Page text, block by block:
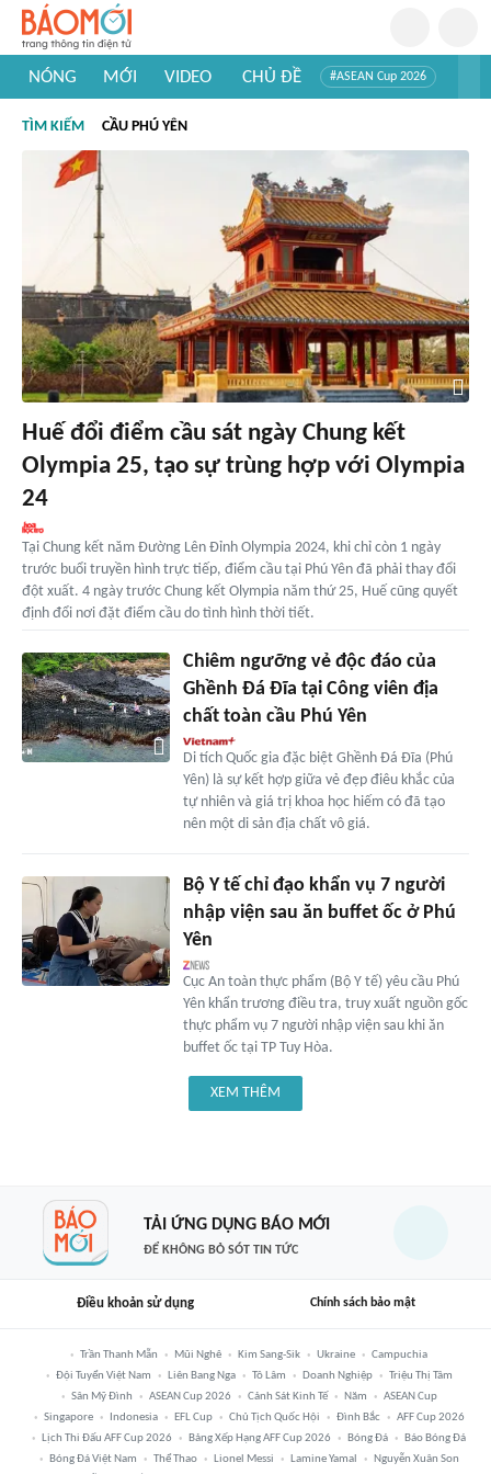
NÓNG MỚI VIDEO CHỦ ĐỀ #ASEAN Cup 2026
#Khám phá thế giới
TÌM KIẾM CẦU PHÚ YÊN
Huế đổi điểm cầu sát ngày Chung kết
Olympia 25, tạo sự trùng hợp với Olympia
24
Tại Chung kết năm Đường Lên Đỉnh Olympia 2024, khi chỉ còn 1 ngày
trước buổi truyền hình trực tiếp, điểm cầu tại Phú Yên đã phải thay đổi
đột xuất. 4 ngày trước Chung kết Olympia năm thứ 25, Huế cũng quyết
định đổi nơi đặt điểm cầu do tình hình thời tiết.
Chiêm ngưỡng vẻ độc đáo của
Ghềnh Đá Đĩa tại Công viên địa
chất toàn cầu Phú Yên
Di tích Quốc gia đặc biệt Ghềnh Đá Đĩa (Phú
Yên) là sự kết hợp giữa vẻ đẹp điêu khắc của
tự nhiên và giá trị khoa học hiếm có đã tạo
nên một di sản địa chất vô giá.
Bộ Y tế chỉ đạo khẩn vụ 7 người
nhập viện sau ăn buffet ốc ở Phú
Yên
Cục An toàn thực phẩm (Bộ Y tế) yêu cầu Phú
Yên khẩn trương điều tra, truy xuất nguồn gốc
thực phẩm vụ 7 người nhập viện sau khi ăn
buffet ốc tại TP Tuy Hòa.
XEM THÊM
TẢI ỨNG DỤNG BÁO MỚI
ĐỂ KHÔNG BỎ SÓT TIN TỨC
Điều khoản sử dụng Chính sách bảo mật
Trần Thanh Mẫn Mũi Nghê Kim Sang-Sik Ukraine
Campuchia
Đội Tuyển Việt Nam
Liên Bang Nga Tô Lâm Doanh Nghiệp
Triệu Thị Tâm
Sân Mỹ Đình
ASEAN Cup 2026 Cảnh Sát Kinh Tế Năm
ASEAN Cup
Singapore
Indonesia EFL Cup Chủ Tịch Quốc Hội Đình Bắc
AFF Cup 2026
Lịch Thi Đấu AFF Cup 2026
Bảng Xếp Hạng AFF Cup 2026 Bóng Đá
Báo Bóng Đá
Bóng Đá Việt Nam
Thể Thao Lionel Messi Lamine Yamal
Nguyễn Xuân Son